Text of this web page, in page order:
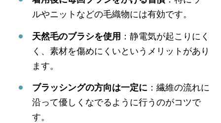
ルやニットなどの毛織物には有効です。
天然毛のブラシを使用 ：静電気が起こりにく
く、素材を傷めにくいというメリットがあり
ます。
ブラッシングの方向は一定に ：繊維の流れに
沿って優しくなでるように行うのがコツで
す。